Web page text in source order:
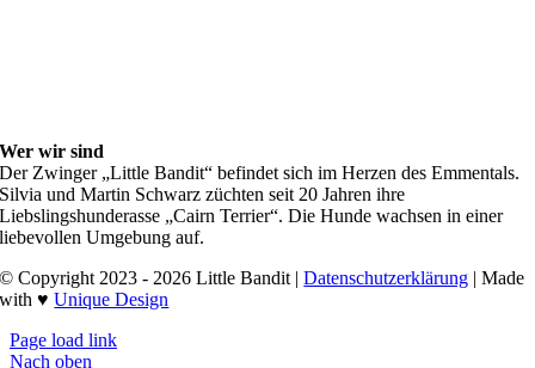
Wer wir sind
Der Zwinger „Little Bandit“ befindet sich im Herzen des Emmentals.
Silvia und Martin Schwarz züchten seit 20 Jahren ihre
Liebslingshunderasse „Cairn Terrier“. Die Hunde wachsen in einer
liebevollen Umgebung auf.
© Copyright 2023 - 2026 Little Bandit |Datenschutzerklärung | Made
with ♥Unique Design
Page load link
Nach oben